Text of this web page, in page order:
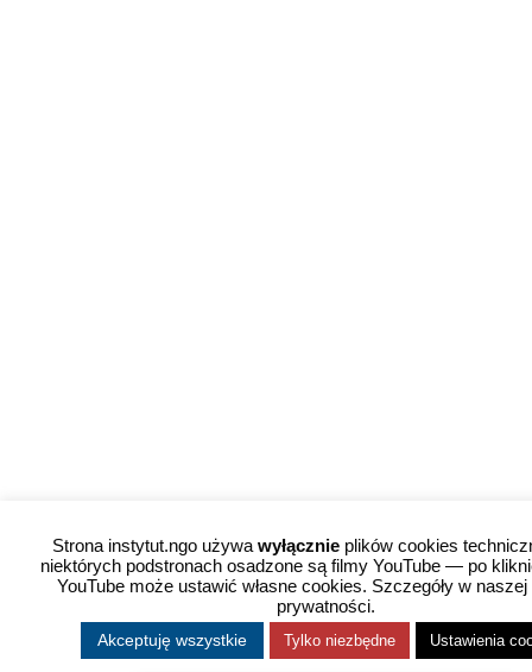
Strona instytut.ngo używawyłącznie plików cookies
niektórych podstronach osadzone są filmy YouTube — po
YouTube może ustawić własne cookies. Szczegóły w
prywatności.
Akceptuję wszystkie Tylko niezbędne Ustawienia